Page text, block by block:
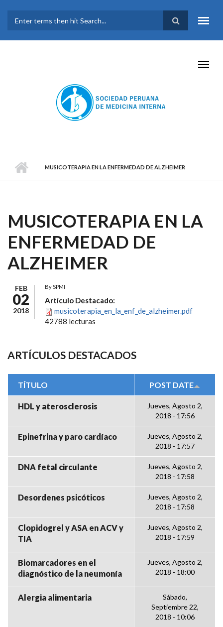
FORMULARIO DE
BÚSQUEDA
MUSICOTERAPIA EN LA ENFERMEDAD DE ALZHEIMER
MUSICOTERAPIA EN LA
ENFERMEDAD DE
ALZHEIMER
FEB
02
2018
BySPMI
Artículo Destacado:
musicoterapia_en_la_enf_de_alzheimer.pdf
42788 lecturas
ARTÍCULOS DESTACADOS
TÍTULO POST DATE
HDL y aterosclerosis
Jueves, Agosto 2,
2018 - 17:56
Epinefrina y paro cardíaco
Jueves, Agosto 2,
2018 - 17:57
DNA fetal circulante
Jueves, Agosto 2,
2018 - 17:58
Desordenes psicóticos
Jueves, Agosto 2,
2018 - 17:58
Clopidogrel y ASA en ACV y
TIA
Jueves, Agosto 2,
2018 - 17:59
Biomarcadores en el
diagnóstico de la neumonía
Jueves, Agosto 2,
2018 - 18:00
Alergia alimentaria
Sábado,
Septiembre 22,
2018 - 10:06